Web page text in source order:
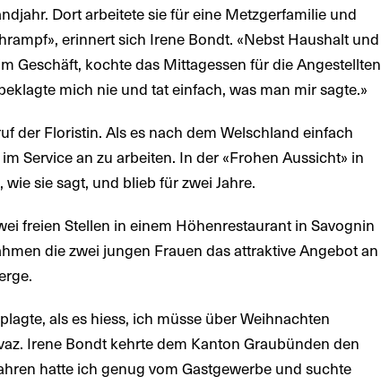
Dort arbeitete sie für eine Metzgerfamilie und
erinnert sich Irene Bondt. «Nebst Haushalt und
Geschäft, kochte das Mittagessen für die Angestellten
mich nie und tat einfach, was man mir sagte.»
der Floristin. Als es nach dem Welschland einfach
Service an zu arbeiten. In der «Frohen Aussicht» in
sie sagt, und blieb für zwei Jahre.
freien Stellen in einem Höhenrestaurant in Savognin
die zwei jungen Frauen das attraktive Angebot an
als es hiess, ich müsse über Weihnachten
Irene Bondt kehrte dem Kanton Graubünden den
hatte ich genug vom Gastgewerbe und suchte